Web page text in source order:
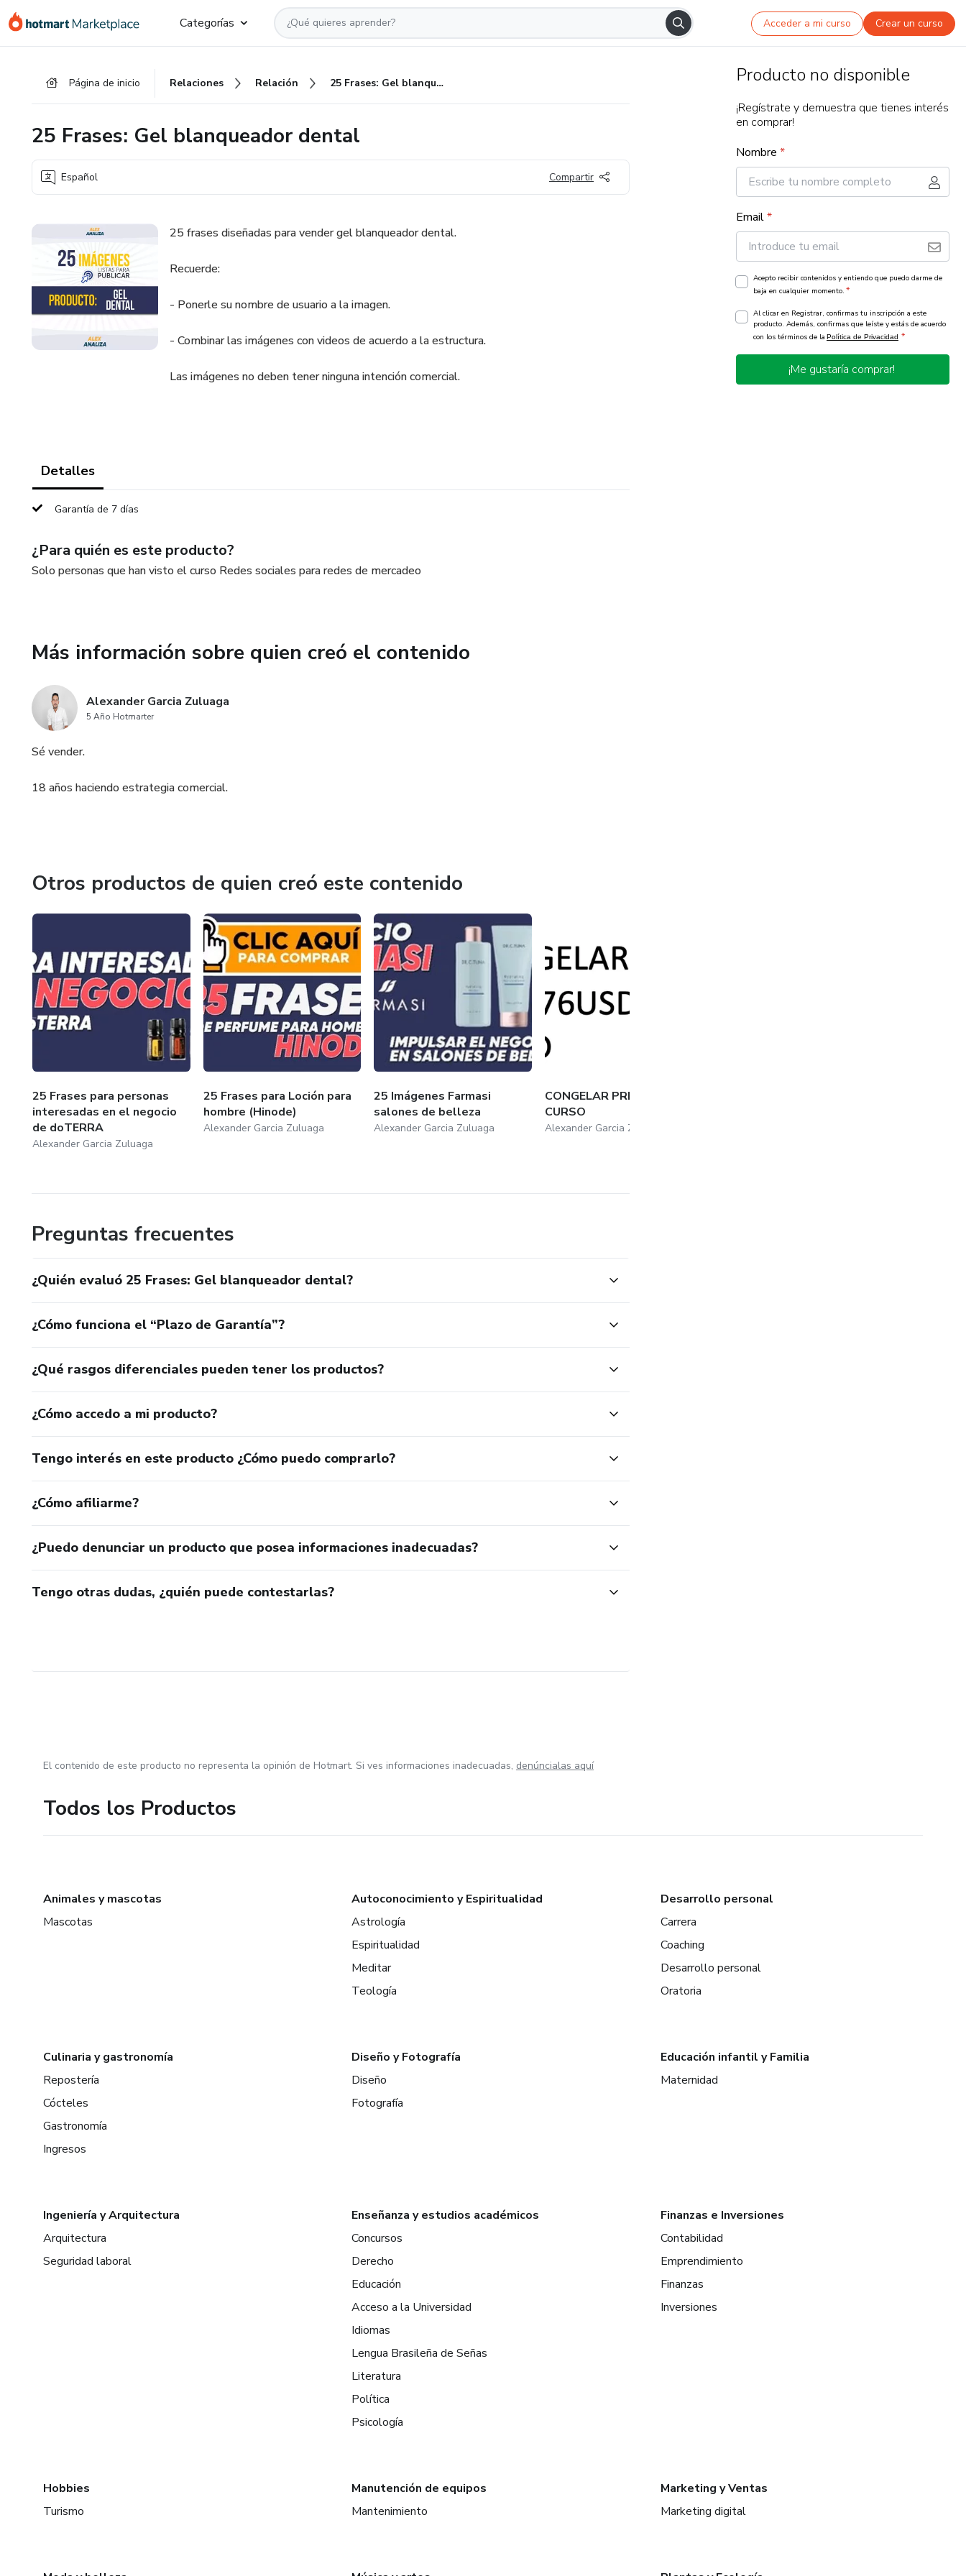
Categorías Acceder a mi curso Crear un curso
Página de inicio Relaciones Relación 25 Frases: Gel blanqueador dental
25 Frases: Gel blanqueador dental
Español Compartir
25 frases diseñadas para vender gel blanqueador dental.
Recuerde:
- Ponerle su nombre de usuario a la imagen.
- Combinar las imágenes con videos de acuerdo a la estructura.
Las imágenes no deben tener ninguna intención comercial.
Detalles
Garantía de 7 días
¿Para quién es este producto?
Solo personas que han visto el curso Redes sociales para redes de mercadeo
Más información sobre quien creó el contenido
Alexander Garcia Zuluaga
5 Año Hotmarter
Sé vender.
18 años haciendo estrategia comercial.
Otros productos de quien creó este contenido
25 Frases para personas
interesadas en el negocio
de doTERRA
Alexander Garcia Zuluaga
25 Frases para Loción para
hombre (Hinode)
Alexander Garcia Zuluaga
25 Imágenes Farmasi
salones de belleza
Alexander Garcia Zuluaga
CONGELAR PRECIO DEL
CURSO
Alexander Garcia Zuluaga
Preguntas frecuentes
¿Quién evaluó 25 Frases: Gel blanqueador dental?
¿Cómo funciona el “Plazo de Garantía”?
¿Qué rasgos diferenciales pueden tener los productos?
¿Cómo accedo a mi producto?
Tengo interés en este producto ¿Cómo puedo comprarlo?
¿Cómo afiliarme?
¿Puedo denunciar un producto que posea informaciones inadecuadas?
Tengo otras dudas, ¿quién puede contestarlas?
Producto no disponible
¡Regístrate y demuestra que tienes interés
en comprar!
Nombre *
Email*
Acepto recibir contenidos y entiendo que puedo darme de
baja en cualquier momento. *
Al clicar en Registrar, confirmas tu inscripción a este
producto. Además, confirmas que leíste y estás de acuerdo
con los términos de la Política de Privacidad *
¡Me gustaría comprar!
El contenido de este producto no representa la opinión de Hotmart. Si ves informaciones inadecuadas, denúncialas aquí
Todos los Productos
Animales y mascotas
Mascotas
Autoconocimiento y Espiritualidad
Astrología
Espiritualidad
Meditar
Teología
Desarrollo personal
Carrera
Coaching
Desarrollo personal
Oratoria
Culinaria y gastronomía
Repostería
Cócteles
Gastronomía
Ingresos
Diseño y Fotografía
Diseño
Fotografía
Educación infantil y Familia
Maternidad
Ingeniería y Arquitectura
Arquitectura
Seguridad laboral
Enseñanza y estudios académicos
Concursos
Derecho
Educación
Acceso a la Universidad
Idiomas
Lengua Brasileña de Señas
Literatura
Política
Psicología
Finanzas e Inversiones
Contabilidad
Emprendimiento
Finanzas
Inversiones
Hobbies
Turismo
Manutención de equipos
Mantenimiento
Marketing y Ventas
Marketing digital